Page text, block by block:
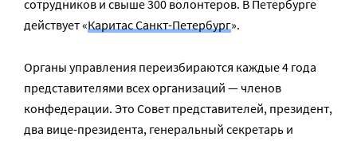
сотрудников и свыше 300 волонтеров. В Петербурге
действует «Каритас Санкт-Петербург».
Органы управления переизбираются каждые 4 года
представителями всех организаций — членов
конфедерации. Это Совет представителей, президент,
два вице-президента, генеральный секретарь и